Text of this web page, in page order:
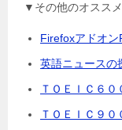
▼その他のオスス
Firefoxアドオ
英語ニュースの
ＴＯＥＩＣ６
ＴＯＥＩＣ９